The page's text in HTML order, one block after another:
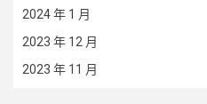
2024 年 1 月
2023 年 12 月
2023 年 11 月